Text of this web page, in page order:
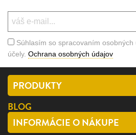
Súhlasím so spracovaním
účely. Ochrana osobných údajov
PRODUKTY
BLOG
INFORMÁCIE O NÁKUPE